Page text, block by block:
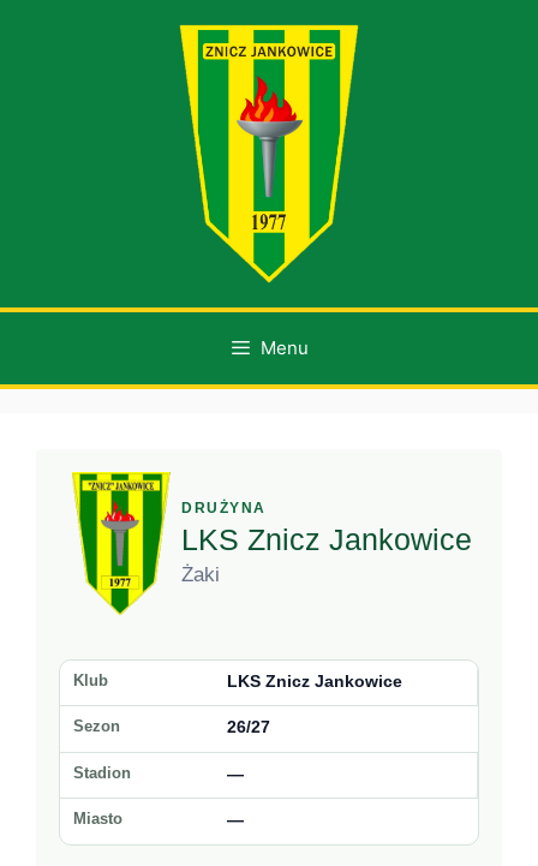
Menu
DRUŻYNA
LKS Znicz Jankowice
Żaki
Klub LKS Znicz Jankowice
Sezon 26/27
Stadion —
Miasto —